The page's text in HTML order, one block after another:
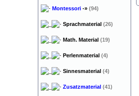
Montessori -» (94)
Sprachmaterial (26)
Math. Material (19)
Perlenmaterial (4)
Sinnesmaterial (4)
Zusatzmaterial (41)